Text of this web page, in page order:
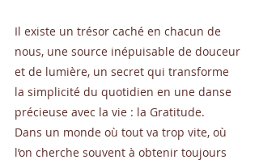
Il existe un trésor caché en chacun de
nous, une source inépuisable de douceur
et de lumière, un secret qui transforme
la simplicité du quotidien en une danse
précieuse avec la vie : la Gratitude.
Dans un monde où tout va trop vite, où
l’on cherche souvent à obtenir toujours